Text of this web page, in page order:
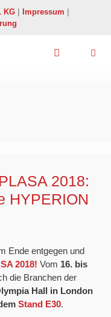
KG Impressum
2018:
HYPERION
Ende entgegen und
2018! Vom 16. bis
die Branchen der
Hall in London
Stand E30.